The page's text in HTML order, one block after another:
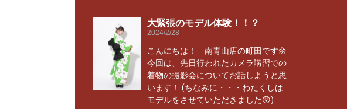
大緊張のモデル体験！！？
2024/2/28
こんにちは！ 南青山店の町田です🌼
今回は、先日行われたカメラ講習での
着物の撮影会についてお話しようと思
います！ (ちなみに・・・わたくしは
モデルをさせていただきました😲)